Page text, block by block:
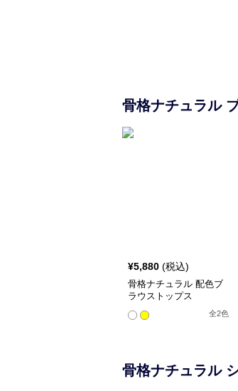
骨格ナチュラル
¥5,880 (税込)
骨格ナチュラル 配色ブ
ラウストップス
全2色
骨格ナチュラル